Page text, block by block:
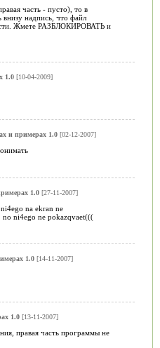
часть - пусто), то в
внизу надпись, что файл
Жмете РАЗБЛОКИРОВАТЬ и
1.0[10-04-2009]
и примерах 1.0[02-12-2007]
1.0[27-11-2007]
na ekran ne
no ni4ego ne pokazqvaet(((
1.0[14-11-2007]
1.0[13-11-2007]
правая часть программы не